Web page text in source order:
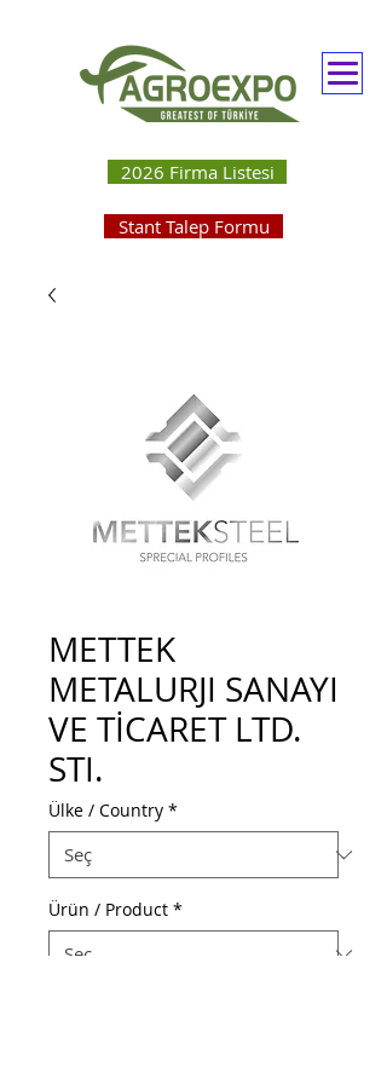
2026 Firma Listesi
Stant Talep Formu
METTEK
METALURJI SANAYI
VE TİCARET LTD.
STI.
Ülke / Country *
Ürün / Product *